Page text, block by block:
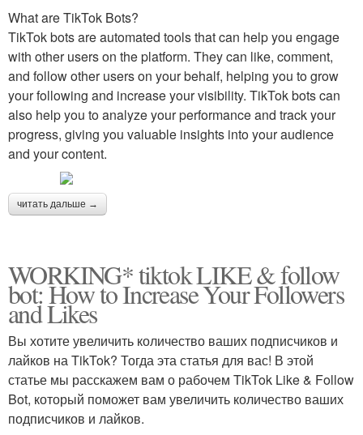
What are TikTok Bots?
TikTok bots are automated tools that can help you engage
with other users on the platform. They can like, comment,
and follow other users on your behalf, helping you to grow
your following and increase your visibility. TikTok bots can
also help you to analyze your performance and track your
progress, giving you valuable insights into your audience
and your content.
читать дальше →
WORKING* tiktok LIKE & follow
bot: How to Increase Your Followers
and Likes
Вы хотите увеличить количество ваших подписчиков и
лайков на TikTok? Тогда эта статья для вас! В этой
статье мы расскажем вам о рабочем TikTok Like & Follow
Bot, который поможет вам увеличить количество ваших
подписчиков и лайков.